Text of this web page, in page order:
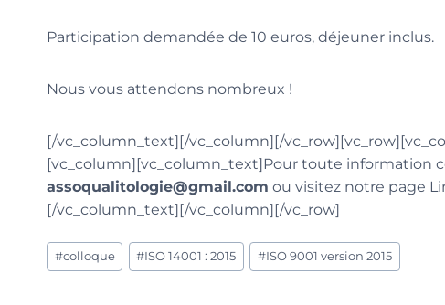
Participation demandée de 10 euros, déjeuner inclus.
Nous vous attendons nombreux !
[/vc_column_text][/vc_column][/
[vc_column][vc_column_text]Pour toute information
assoqualitologie@gmail.com ou visitez notre page
[/vc_column_text][/vc_column][/vc_row]
Étiquettes
de
#colloque #ISO 14001 : 2015 #ISO 9001 version 2015